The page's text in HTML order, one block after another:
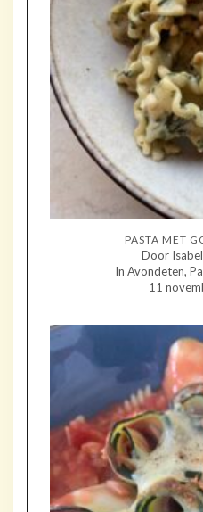
PASTA MET
Door
In Avondeten,
11